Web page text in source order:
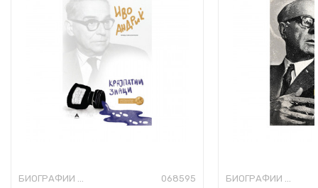
БИОГРАФИИ И МЕМОАРИ 068595 БИОГРАФИИ И МЕМОАРИ